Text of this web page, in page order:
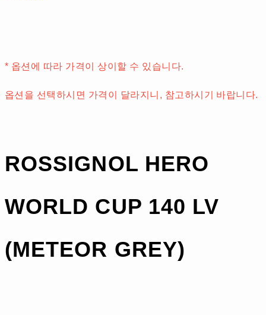
* 옵션에 따라 가격이 상이할 수 있습니다.
옵션을 선택하시면 가격이 달라지니, 참고하시기 바랍니다.
ROSSIGNOL HERO
WORLD CUP 140 LV
(METEOR GREY)